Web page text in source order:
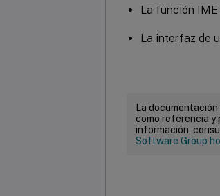
La función
La interfaz de
La
como referencia y
información,
Software Group